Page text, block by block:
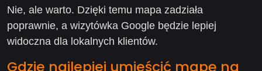
Nie, ale warto. Dzięki temu mapa zadziała
poprawnie, a wizytówka Google będzie lepiej
widoczna dla lokalnych klientów.
Gdzie najlepiej umieścić mapę na